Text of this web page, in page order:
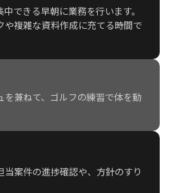
できる早朝に業務を行います。
や複雑な資料作成に充てる時間で
を兼ねて、ゴルフの練習で体を動
当案件の進捗確認や、方針のすり